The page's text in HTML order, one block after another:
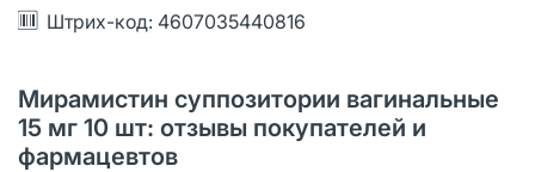
Штрих-код: 4607035440816
Мирамистин суппозитории вагинальные
15 мг 10 шт: отзывы покупателей и
фармацевтов